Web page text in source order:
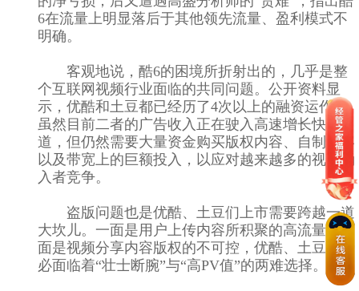
6在流量上明显落后于其他领先流量、盈利模式不
明确。
客观地说，酷6的困境所折射出的，几乎是整
个互联网视频行业面临的共同问题。公开资料显
示，优酷和土豆都已经历了4次以上的融资运作，
虽然目前二者的广告收入正在驶入高速增长快车
道，但仍然需要大量资金购买版权内容、自制内容
以及带宽上的巨额投入，以应对越来越多的视频涌
入者竞争。
盗版问题也是优酷、土豆们上市需要跨越一道
大坎儿。一面是用户上传内容所积聚的高流量，一
面是视频分享内容版权的不可控，优酷、土豆们势
必面临着“壮士断腕”与“高PV值”的两难选择。